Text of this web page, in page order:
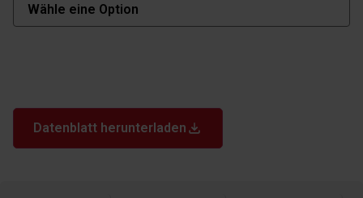
Datenblatt herunterladen